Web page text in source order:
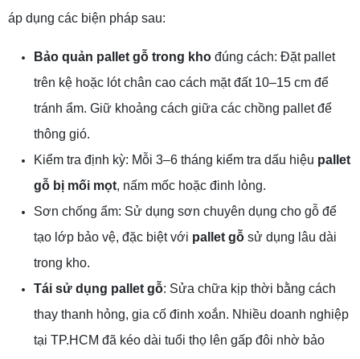
áp dụng các biện pháp sau:
Bảo quản pallet gỗ trong kho đúng cách: Đặt pallet
trên kệ hoặc lót chân cao cách mặt đất 10–15 cm để
tránh ẩm. Giữ khoảng cách giữa các chồng pallet để
thông gió.
Kiểm tra định kỳ: Mỗi 3–6 tháng kiểm tra dấu hiệu pallet
gỗ bị mối mọt, nấm mốc hoặc đinh lỏng.
Sơn chống ẩm: Sử dụng sơn chuyên dụng cho gỗ để
tạo lớp bảo vệ, đặc biệt với pallet gỗ sử dụng lâu dài
trong kho.
Tái sử dụng pallet gỗ: Sửa chữa kịp thời bằng cách
thay thanh hỏng, gia cố đinh xoắn. Nhiều doanh nghiệp
tại TP.HCM đã kéo dài tuổi thọ lên gấp đôi nhờ bảo